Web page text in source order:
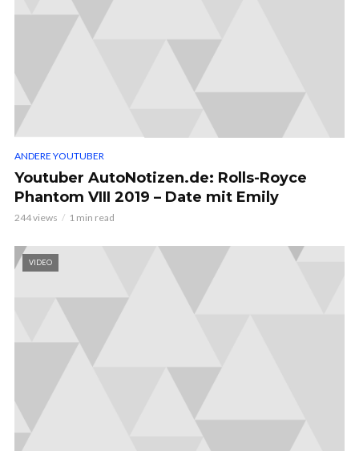
ANDERE YOUTUBER
Youtuber AutoNotizen.de: Rolls-Royce
Phantom VIII 2019 – Date mit Emily
244 views 1 min read
VIDEO